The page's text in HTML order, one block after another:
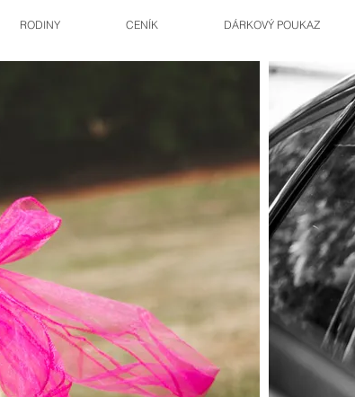
RODINY CENÍK DÁRKOVÝ POUKAZ